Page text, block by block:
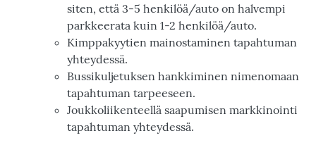
siten, että 3-5 henkilöä/auto on halvempi
parkkeerata kuin 1-2 henkilöä/auto.
Kimppakyytien mainostaminen tapahtuman
yhteydessä.
Bussikuljetuksen hankkiminen nimenomaan
tapahtuman tarpeeseen.
Joukkoliikenteellä saapumisen markkinointi
tapahtuman yhteydessä.